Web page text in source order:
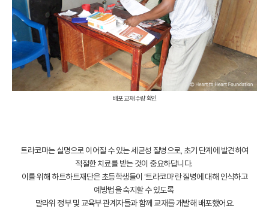
배포 교재 수량 확인
트라코마는 실명으로 이어질 수 있는 세균성 질병으로, 초기 단계에 발견하여
적절한 치료를 받는 것이 중요하답니다.
이를 위해 하트하트재단은 초등학생들이 ‘트라코마’란 질병에 대해 인식하고
예방법을 숙지할 수 있도록
말라위 정부 및 교육부 관계자들과 함께 교재를 개발해 배포했어요.